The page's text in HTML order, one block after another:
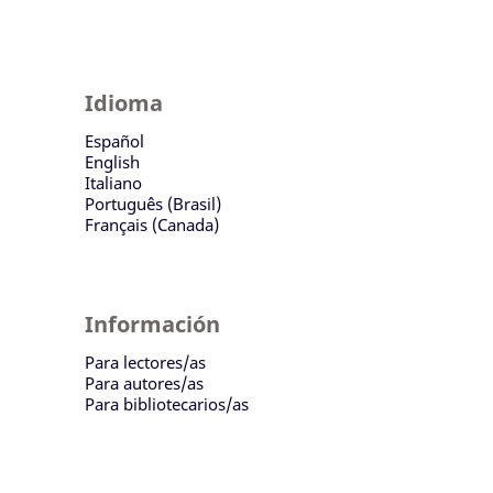
Idioma
Español
English
Italiano
Português (Brasil)
Français (Canada)
Información
Para lectores/as
Para autores/as
Para bibliotecarios/as